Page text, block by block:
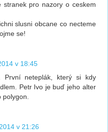
stranek pro nazory o ceskem
slusni obcane co necteme
se!
v 18:45
První neteplák, který si kdy
Petr Ivo je buď jeho alter
polygon.
v 21:26